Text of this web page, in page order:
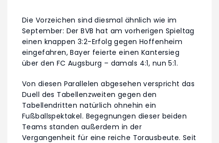
Die Vorzeichen sind diesmal ähnlich wie im
September: Der BVB hat am vorherigen Spieltag
einen knappen 3:2-Erfolg gegen Hoffenheim
eingefahren, Bayer feierte einen Kantersieg
über den FC Augsburg – damals 4:1, nun 5:1.
Von diesen Parallelen abgesehen verspricht das
Duell des Tabellenzweiten gegen den
Tabellendritten natürlich ohnehin ein
Fußballspektakel. Begegnungen dieser beiden
Teams standen außerdem in der
Vergangenheit für eine reiche Torausbeute. Seit